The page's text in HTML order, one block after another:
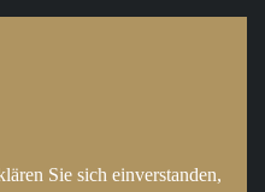
Sie sich einverstanden,